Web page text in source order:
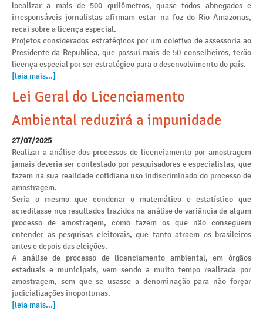
localizar a mais de 500 quilômetros, quase todos abnegados e
irresponsáveis jornalistas afirmam estar na foz do Rio Amazonas,
recai sobre a licença especial.
Projetos considerados estratégicos por um coletivo de assessoria ao
Presidente da Republica, que possui mais de 50 conselheiros, terão
licença especial por ser estratégico para o desenvolvimento do país.
[leia mais...]
Lei Geral do Licenciamento
Ambiental reduzirá a impunidade
27/07/2025
Realizar a análise dos processos de licenciamento por amostragem
jamais deveria ser contestado por pesquisadores e especialistas, que
fazem na sua realidade cotidiana uso indiscriminado do processo de
amostragem.
Seria o mesmo que condenar o matemático e estatístico que
acreditasse nos resultados trazidos na análise de variância de algum
processo de amostragem, como fazem os que não conseguem
entender as pesquisas eleitorais, que tanto atraem os brasileiros
antes e depois das eleições.
A análise de processo de licenciamento ambiental, em órgãos
estaduais e municipais, vem sendo a muito tempo realizada por
amostragem, sem que se usasse a denominação para não forçar
judicializações inoportunas.
[leia mais...]